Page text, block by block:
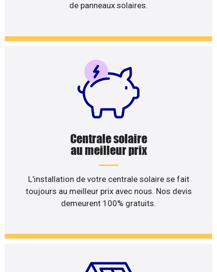
de panneaux solaires.
Centrale solaire
au meilleur prix
L’installation de votre centrale solaire se fait
toujours au meilleur prix avec nous. Nos devis
demeurent 100% gratuits.